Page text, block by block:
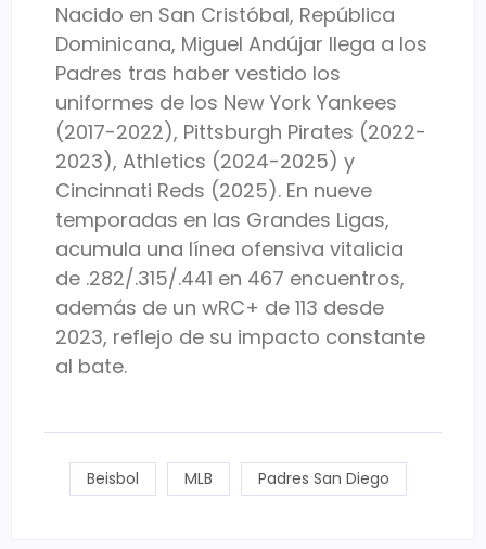
Nacido en San Cristóbal, República
Dominicana, Miguel Andújar llega a los
Padres tras haber vestido los
uniformes de los New York Yankees
(2017-2022), Pittsburgh Pirates (2022-
2023), Athletics (2024-2025) y
Cincinnati Reds (2025). En nueve
temporadas en las Grandes Ligas,
acumula una línea ofensiva vitalicia
de .282/.315/.441 en 467 encuentros,
además de un wRC+ de 113 desde
2023, reflejo de su impacto constante
al bate.
Beisbol MLB Padres San Diego